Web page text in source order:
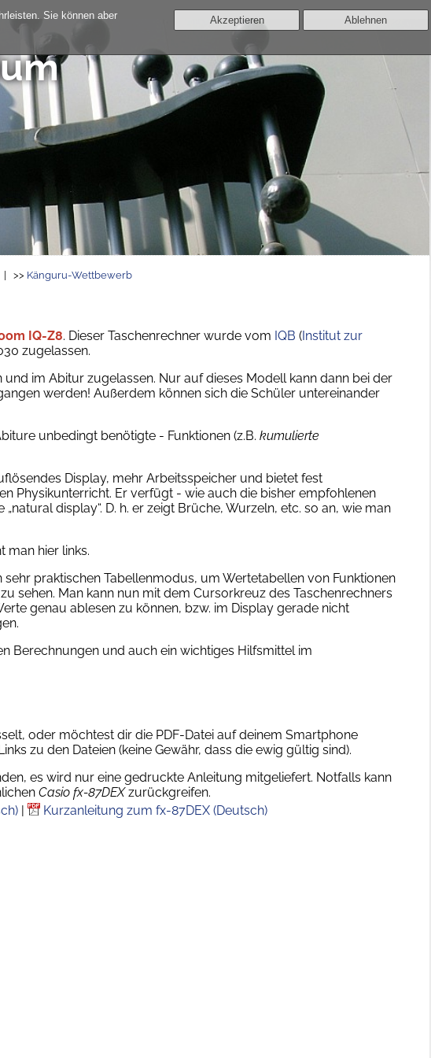
Sie können aber
Akzeptieren Ablehnen
>> Känguru-Wettbewerb
IQ-Z8. Dieser Taschenrechner wurde vom IQB (Institut zur
zugelassen.
im Abitur zugelassen. Nur auf dieses Modell kann dann bei der
werden! Außerdem können sich die Schüler untereinander
unbedingt benötigte - Funktionen (z.B. kumulierte
Display, mehr Arbeitsspeicher und bietet fest
Physikunterricht. Er verfügt - wie auch die bisher empfohlenen
display“. D. h. er zeigt Brüche, Wurzeln, etc. so an, wie man
man hier links.
sehr praktischen Tabellenmodus, um Wertetabellen von Funktionen
sehen. Man kann nun mit dem Cursorkreuz des Taschenrechners
genau ablesen zu können, bzw. im Display gerade nicht
Berechnungen und auch ein wichtiges Hilfsmittel im
oder möchtest dir die PDF-Datei auf deinem Smartphone
zu den Dateien (keine Gewähr, dass die ewig gültig sind).
es wird nur eine gedruckte Anleitung mitgeliefert. Notfalls kann
Casio fx-87DEXzurückgreifen.
| Kurzanleitung zum fx-87DEX (Deutsch)